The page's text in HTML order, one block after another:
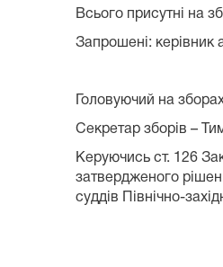
Всього присутні на
Запрошені: керівник
Головуючий на
Секретар зборів –
Керуючись ст. 126
затвердженого
суддів Північно-